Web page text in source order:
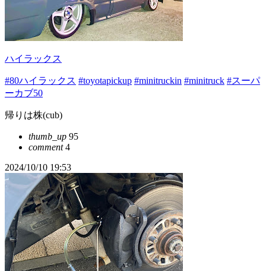
ハイラックス
#80ハイラックス #toyotapickup #minitruckin #minitruck #スーパ
ーカブ50
帰りは株(cub)
thumb_up 95
comment4
2024/10/10 19:53